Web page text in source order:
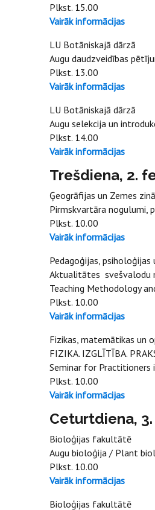
Plkst. 15.00
Vairāk informācijas
LU
Augu daudzveidības
Plkst. 13.00
Vairāk informācijas
LU
Augu selekcija un
Plkst. 14.00
Vairāk informācijas
Trešdiena, 2.
Ģeogrāfijas un Zemes
Pirmskvartāra nogulumi,
Plkst. 10.00
Vairāk informācijas
Pedagoģijas,
Aktualitātes svešvalodu
Teaching
Plkst. 10.00
Vairāk informācijas
Fizikas, matemātikas
FIZIKA. IZGLĪTĪBA.
Seminar for Practitioners
Plkst. 10.00
Vairāk informācijas
Ceturtdiena,
Bioloģijas
Augu bioloģija / Plant
Plkst. 10.00
Vairāk informācijas
Bioloģijas